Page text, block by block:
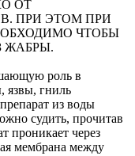
ОТ
ПРИ ЭТОМ ПРИ
ЧТОБЫ
ЖАБРЫ.
роль в
язвы, гниль
из воды
судить, прочитав
проникает через
мембрана между